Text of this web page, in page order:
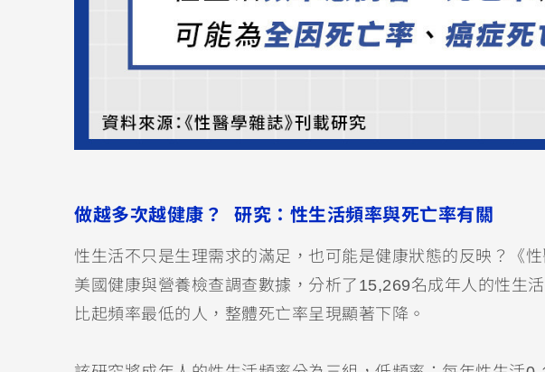
做越多次越健康？ 研究：性生活頻率與死亡率有關
性生活不只是生理需求的滿足，也可能是健康狀態的反映？《
美國健康與營養檢查調查數據，分析了15,269名成年人的性生
比起頻率最低的人，整體死亡率呈現顯著下降。